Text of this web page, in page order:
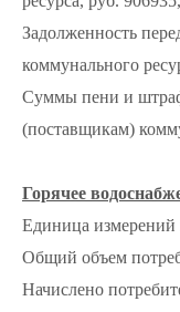
Задолженность
коммунального
Суммы пени и
(поставщикам)
Горячее
Единица измерений
Общий объем
Начислено